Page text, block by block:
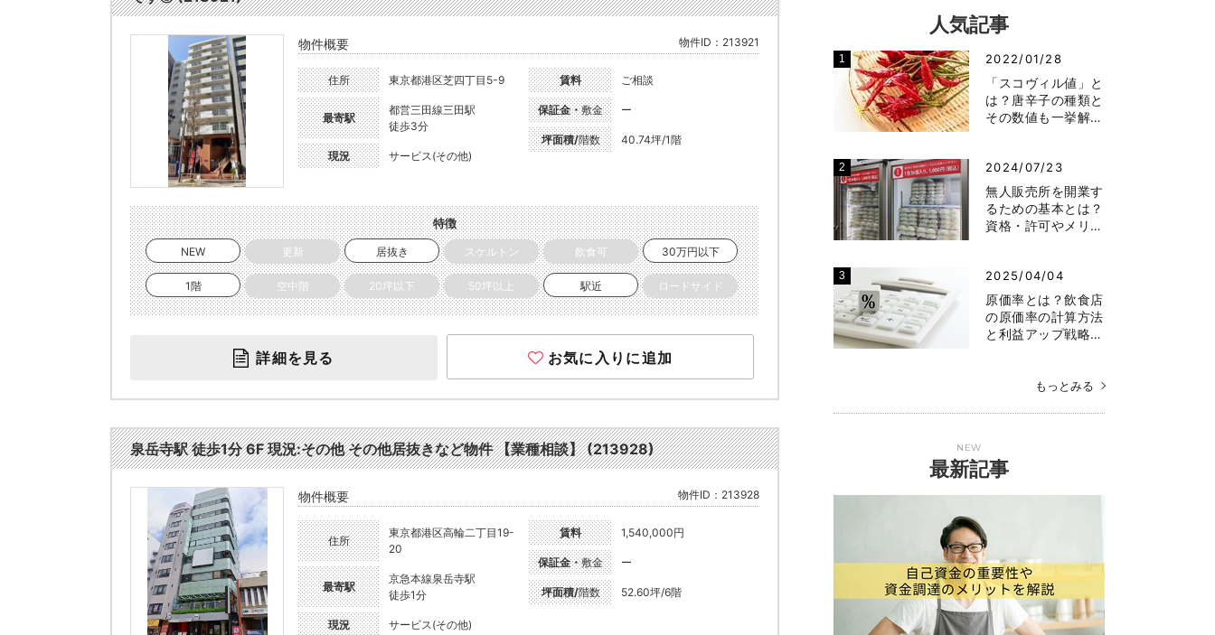
物件概要 物件ID：213921
住所 東京都港区芝四丁目5-9
最寄駅
都営三田線三田駅
徒歩3分
現況 サービス(その他)
賃料 ご相談
保証金・敷金 ー
坪面積/階数 40.74坪/1階
特徴
NEW 更新 居抜き スケルトン 飲食可 30万円以下
1階 空中階 20坪以下 50坪以上 駅近 ロードサイド
詳細を見る お気に入りに追加
泉岳寺駅 徒歩1分 6F 現況:その他 その他居抜きなど物件 【業種相談】 (213928)
物件概要 物件ID：213928
住所
東京都港区高輪二丁目19-
20
最寄駅
京急本線泉岳寺駅
徒歩1分
現況 サービス(その他)
賃料 1,540,000円
保証金・敷金 ー
坪面積/階数 52.60坪/6階
人気記事
2022/01/28
「スコヴィル値」と
は？唐辛子の種類と
その数値も一挙解…
2024/07/23
無人販売所を開業す
るための基本とは？
資格・許可やメリ…
2025/04/04
原価率とは？飲食店
の原価率の計算方法
と利益アップ戦略…
もっとみる
NEW
最新記事